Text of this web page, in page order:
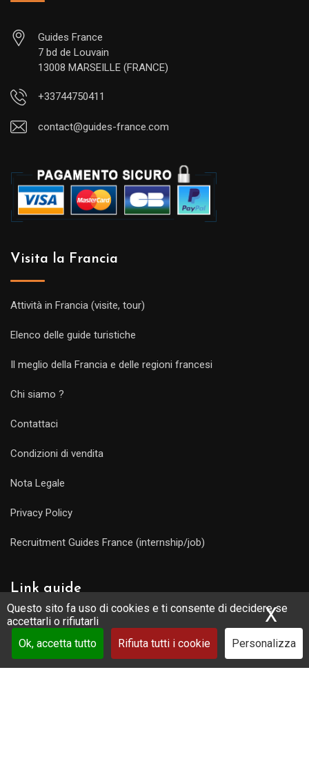
Questo sito fa uso di cookies e ti consente di decidere se
accettarli o rifiutarli
Ok, accetta tutto
Rifiuta tutti i cookie Personalizza
X
Guides France
7 bd de Louvain
13008 MARSEILLE (FRANCE)
+33744750411
contact@guides-france.com
Visita la Francia
Attività in Francia (visite, tour)
Elenco delle guide turistiche
Il meglio della Francia e delle regioni francesi
Chi siamo ?
Contattaci
Condizioni di vendita
Nota Legale
Privacy Policy
Recruitment Guides France (internship/job)
Link guide